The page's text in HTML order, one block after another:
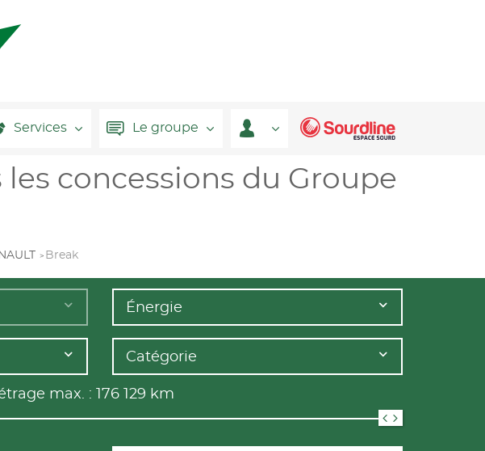
Services Le groupe
concessions du Groupe
Break
Énergie
Catégorie
max. : 176 129 km